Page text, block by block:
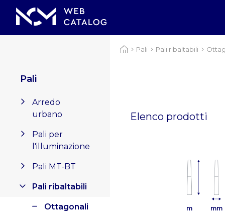
Pali
Arredo
urbano
Pali per
l'illuminazione
Pali MT-BT
Pali ribaltabili
Ottagonali
Pali Pali ribaltabili
Elenco prodotti
m mm